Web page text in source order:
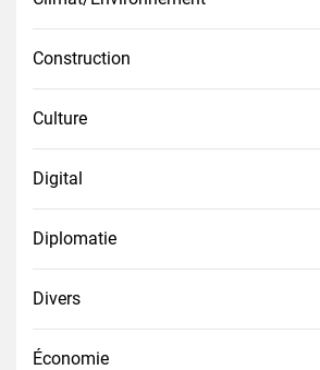
Construction
Culture
Digital
Diplomatie
Divers
Économie